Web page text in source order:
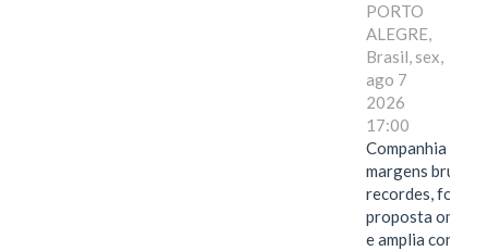
PORTO
ALEGRE,
Brasil, sex,
ago 7
2026
17:00
Companhia
margens brutas
recordes,
proposta
e amplia